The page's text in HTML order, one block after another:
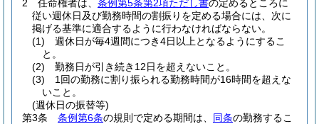
2
任命権者は、 条例第5条第2項ただし書の定めるところに
従い週休日及び勤務時間の割振りを定める場合には、次に
掲げる基準に適合するように行わなければならない。
(1)
週休日が毎4週間につき4日以上となるようにするこ
と。
(2)
勤務日が引き続き12日を超えないこと。
(3)
1回の勤務に割り振られる勤務時間が16時間を超えな
いこと。
(週休日の振替等)
第3条
条例第6条の規則で定める期間は、 同条の勤務するこ